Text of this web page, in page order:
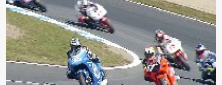
SALUTA
IL
TEAM
DUCATI